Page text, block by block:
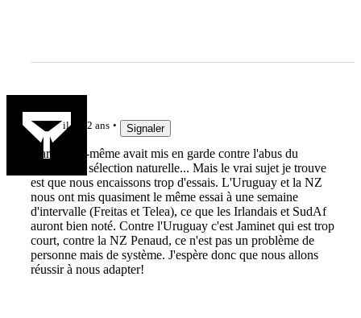
il y a 2 ans Signaler
Darwin lui-même avait mis en garde contre l'abus du
concept de sélection naturelle... Mais le vrai sujet je trouve
est que nous encaissons trop d'essais. L'Uruguay et la NZ
nous ont mis quasiment le même essai à une semaine
d'intervalle (Freitas et Telea), ce que les Irlandais et SudAf
auront bien noté. Contre l'Uruguay c'est Jaminet qui est trop
court, contre la NZ Penaud, ce n'est pas un problème de
personne mais de système. J'espère donc que nous allons
réussir à nous adapter!